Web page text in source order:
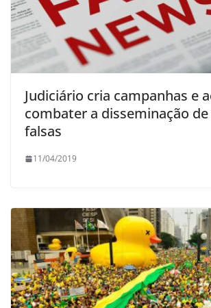
Judiciário cria campanhas e
combater a disseminação
falsas
11/04/2019